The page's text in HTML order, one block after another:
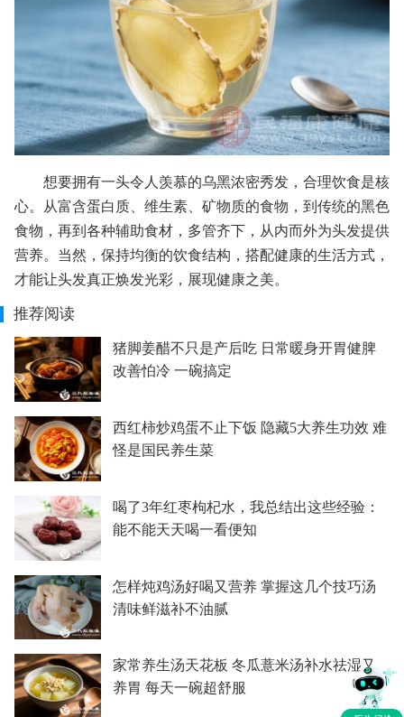
想要拥有一头令人羡慕的乌黑浓密秀发，合理饮食是核
心。从富含蛋白质、维生素、矿物质的食物，到传统的黑色
食物，再到各种辅助食材，多管齐下，从内而外为头发提供
营养。当然，保持均衡的饮食结构，搭配健康的生活方式，
才能让头发真正焕发光彩，展现健康之美。
推荐阅读
猪脚姜醋不只是产后吃 日常暖身开胃健脾
改善怕冷 一碗搞定
西红柿炒鸡蛋不止下饭 隐藏5大养生功效 难
怪是国民养生菜
喝了3年红枣枸杞水，我总结出这些经验：
能不能天天喝一看便知
怎样炖鸡汤好喝又营养 掌握这几个技巧汤
清味鲜滋补不油腻
家常养生汤天花板 冬瓜薏米汤补水祛湿又
养胃 每天一碗超舒服